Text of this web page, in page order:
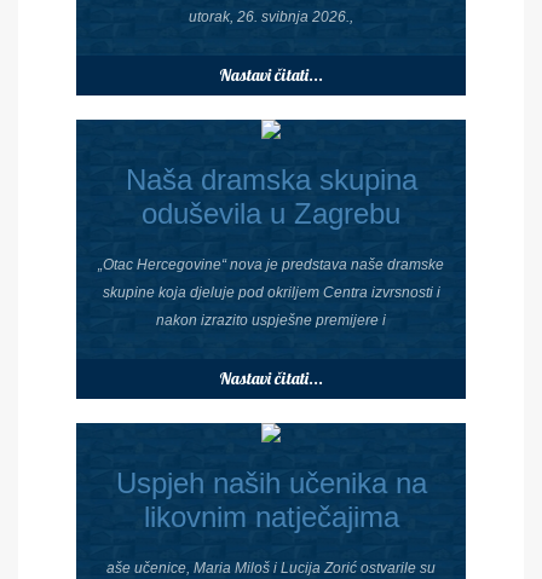
utorak, 26. svibnja 2026.,
Nastavi čitati...
Naša dramska skupina
oduševila u Zagrebu
„Otac Hercegovine“ nova je predstava naše dramske
skupine koja djeluje pod okriljem Centra izvrsnosti i
nakon izrazito uspješne premijere i
Nastavi čitati...
Uspjeh naših učenika na
likovnim natječajima
aše učenice, Maria Miloš i Lucija Zorić ostvarile su